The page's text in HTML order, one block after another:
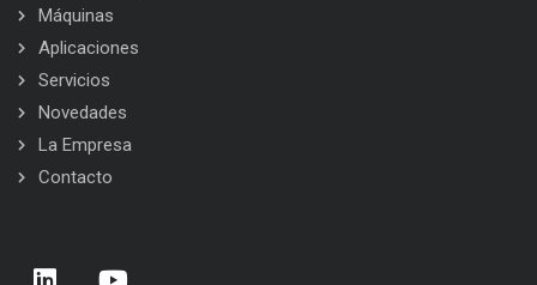
Máquinas
Aplicaciones
Servicios
Novedades
La Empresa
Contacto